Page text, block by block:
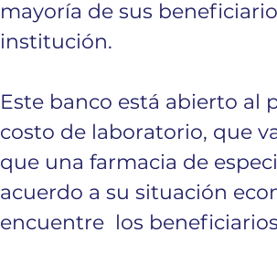
mayoría de sus
institución.
Este banco está abierto al
costo de laboratorio, que
que una farmacia de
acuerdo a su situación
encuentre  los